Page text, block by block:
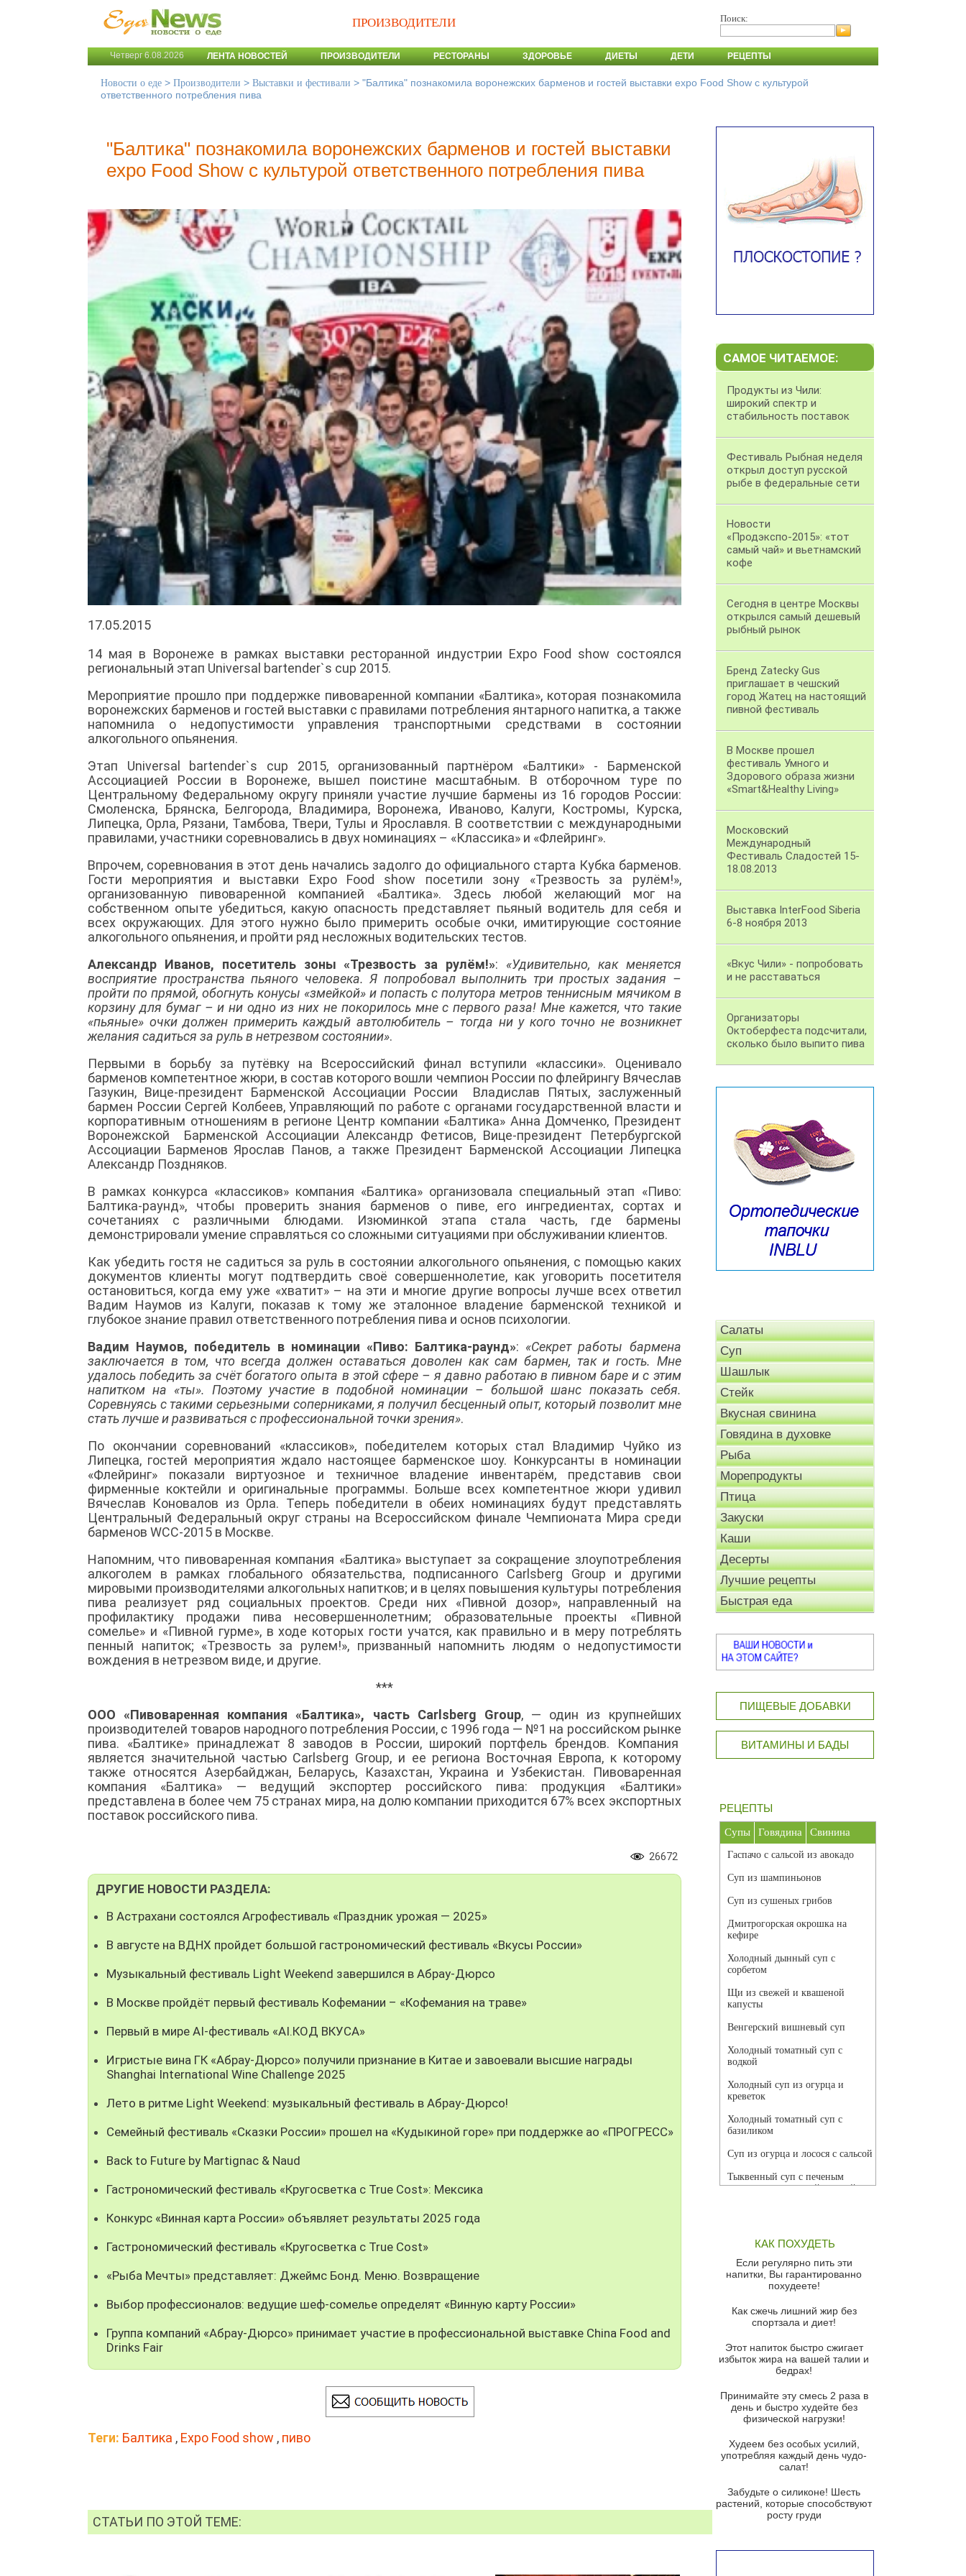
ПРОИЗВОДИТЕЛИ Поиск:
Четверг 6.08.2026 ЛЕНТА НОВОСТЕЙ ПРОИЗВОДИТЕЛИ РЕСТОРАНЫ ЗДОРОВЬЕ ДИЕТЫ ДЕТИ РЕЦЕПТЫ
Новости о еде > Производители > Выставки и фестивали > "Балтика" познакомила воронежских барменов и гостей выставки expo Food Show с культурой
ответственного потребления пива
"Балтика" познакомила воронежских барменов и гостей выставки
expo Food Show с культурой ответственного потребления пива
17.05.2015
14 мая в Воронеже в рамках выставки ресторанной индустрии Expo Food show состоялся
региональный этап Universal bartender`s cup 2015.
Мероприятие прошло при поддержке пивоваренной компании «Балтика», которая познакомила
воронежских барменов и гостей выставки с правилами потребления янтарного напитка, а также
напомнила о недопустимости управления транспортными средствами в состоянии
алкогольного опьянения.
Этап Universal bartender`s cup 2015, организованный партнёром «Балтики» - Барменской
Ассоциацией России в Воронеже, вышел поистине масштабным. В отборочном туре по
Центральному Федеральному округу приняли участие лучшие бармены из 16 городов России:
Смоленска, Брянска, Белгорода, Владимира, Воронежа, Иваново, Калуги, Костромы, Курска,
Липецка, Орла, Рязани, Тамбова, Твери, Тулы и Ярославля. В соответствии с международными
правилами, участники соревновались в двух номинациях – «Классика» и «Флейринг».
Впрочем, соревнования в этот день начались задолго до официального старта Кубка барменов.
Гости мероприятия и выставки Expo Food show посетили зону «Трезвость за рулём!»,
организованную пивоваренной компанией «Балтика». Здесь любой желающий мог на
собственном опыте убедиться, какую опасность представляет пьяный водитель для себя и
всех окружающих. Для этого нужно было примерить особые очки, имитирующие состояние
алкогольного опьянения, и пройти ряд несложных водительских тестов.
Александр Иванов, посетитель зоны «Трезвость за рулём!»: «Удивительно, как меняется
восприятие пространства пьяного человека. Я попробовал выполнить три простых задания –
пройти по прямой, обогнуть конусы «змейкой» и попасть с полутора метров теннисным мячиком в
корзину для бумаг – и ни одно из них не покорилось мне с первого раза! Мне кажется, что такие
«пьяные» очки должен примерить каждый автолюбитель – тогда ни у кого точно не возникнет
желания садиться за руль в нетрезвом состоянии».
Первыми в борьбу за путёвку на Всероссийский финал вступили «классики». Оценивало
барменов компетентное жюри, в состав которого вошли чемпион России по флейрингу Вячеслав
Газукин, Вице-президент Барменской Ассоциации России Владислав Пятых, заслуженный
бармен России Сергей Колбеев, Управляющий по работе с органами государственной власти и
корпоративным отношениям в регионе Центр компании «Балтика» Анна Домченко, Президент
Воронежской Барменской Ассоциации Александр Фетисов, Вице-президент Петербургской
Ассоциации Барменов Ярослав Панов, а также Президент Барменской Ассоциации Липецка
Александр Поздняков.
В рамках конкурса «классиков» компания «Балтика» организовала специальный этап «Пиво:
Балтика-раунд», чтобы проверить знания барменов о пиве, его ингредиентах, сортах и
сочетаниях с различными блюдами. Изюминкой этапа стала часть, где бармены
демонстрировали умение справляться со сложными ситуациями при обслуживании клиентов.
Как убедить гостя не садиться за руль в состоянии алкогольного опьянения, с помощью каких
документов клиенты могут подтвердить своё совершеннолетие, как уговорить посетителя
остановиться, когда ему уже «хватит» – на эти и многие другие вопросы лучше всех ответил
Вадим Наумов из Калуги, показав к тому же эталонное владение барменской техникой и
глубокое знание правил ответственного потребления пива и основ психологии.
Вадим Наумов, победитель в номинации «Пиво: Балтика-раунд»: «Секрет работы бармена
заключается в том, что всегда должен оставаться доволен как сам бармен, так и гость. Мне
удалось победить за счёт богатого опыта в этой сфере – я давно работаю в пивном баре и с этим
напитком на «ты». Поэтому участие в подобной номинации – большой шанс показать себя.
Соревнуясь с такими серьезными соперниками, я получил бесценный опыт, который позволит мне
стать лучше и развиваться с профессиональной точки зрения».
По окончании соревнований «классиков», победителем которых стал Владимир Чуйко из
Липецка, гостей мероприятия ждало настоящее барменское шоу. Конкурсанты в номинации
«Флейринг» показали виртуозное и техничное владение инвентарём, представив свои
фирменные коктейли и оригинальные программы. Больше всех компетентное жюри удивил
Вячеслав Коновалов из Орла. Теперь победители в обеих номинациях будут представлять
Центральный Федеральный округ страны на Всероссийском финале Чемпионата Мира среди
барменов WCC-2015 в Москве.
Напомним, что пивоваренная компания «Балтика» выступает за сокращение злоупотребления
алкоголем в рамках глобального обязательства, подписанного Carlsberg Group и другими
мировыми производителями алкогольных напитков; и в целях повышения культуры потребления
пива реализует ряд социальных проектов. Среди них «Пивной дозор», направленный на
профилактику продажи пива несовершеннолетним; образовательные проекты «Пивной
сомелье» и «Пивной гурме», в ходе которых гости учатся, как правильно и в меру потреблять
пенный напиток; «Трезвость за рулем!», призванный напомнить людям о недопустимости
вождения в нетрезвом виде, и другие.
***
ООО «Пивоваренная компания «Балтика», часть Carlsberg Group, — один из крупнейших
производителей товаров народного потребления России, с 1996 года — №1 на российском рынке
пива. «Балтике» принадлежат 8 заводов в России, широкий портфель брендов. Компания
является значительной частью Carlsberg Group, и ее региона Восточная Европа, к которому
также относятся Азербайджан, Беларусь, Казахстан, Украина и Узбекистан. Пивоваренная
компания «Балтика» — ведущий экспортер российского пива: продукция «Балтики»
представлена в более чем 75 странах мира, на долю компании приходится 67% всех экспортных
поставок российского пива.
26672
ДРУГИЕ НОВОСТИ РАЗДЕЛА:
В Астрахани состоялся Агрофестиваль «Праздник урожая — 2025»
В августе на ВДНХ пройдет большой гастрономический фестиваль «Вкусы России»
Музыкальный фестиваль Light Weekend завершился в Абрау-Дюрсо
В Москве пройдёт первый фестиваль Кофемании – «Кофемания на траве»
Первый в мире AI-фестиваль «AI.КОД ВКУСА»
Игристые вина ГК «Абрау-Дюрсо» получили признание в Китае и завоевали высшие награды
Shanghai International Wine Challenge 2025
Лето в ритме Light Weekend: музыкальный фестиваль в Абрау-Дюрсо!
Семейный фестиваль «Сказки России» прошел на «Кудыкиной горе» при поддержке ао «ПРОГРЕСС»
Back to Future by Martignac & Naud
Гастрономический фестиваль «Кругосветка с True Cost»: Мексика
Конкурс «Винная карта России» объявляет результаты 2025 года
Гастрономический фестиваль «Кругосветка с True Cost»
«Рыба Мечты» представляет: Джеймс Бонд. Меню. Возвращение
Выбор профессионалов: ведущие шеф-сомелье определят «Винную карту России»
Группа компаний «Абрау-Дюрсо» принимает участие в профессиональной выставке China Food and
Drinks Fair
Теги: Балтика , Expo Food show , пиво
СТАТЬИ ПО ЭТОЙ ТЕМЕ:
САМОЕ ЧИТАЕМОЕ:
Продукты из Чили:
широкий спектр и
стабильность поставок
Фестиваль Рыбная неделя
открыл доступ русской
рыбе в федеральные сети
Новости
«Продэкспо-2015»: «тот
самый чай» и вьетнамский
кофе
Сегодня в центре Москвы
открылся самый дешевый
рыбный рынок
Бренд Zatecky Gus
приглашает в чешский
город Жатец на настоящий
пивной фестиваль
В Москве прошел
фестиваль Умного и
Здорового образа жизни
«Smart&Healthy Living»
Московский
Международный
Фестиваль Сладостей 15-
18.08.2013
Выставка InterFood Siberia
6-8 ноября 2013
«Вкус Чили» - попробовать
и не расставаться
Организаторы
Октоберфеста подсчитали,
сколько было выпито пива
Салаты
Суп
Шашлык
Стейк
Вкусная свинина
Говядина в духовке
Рыба
Морепродукты
Птица
Закуски
Каши
Десерты
Лучшие рецепты
Быстрая еда
ПИЩЕВЫЕ ДОБАВКИ
ВИТАМИНЫ И БАДЫ
РЕЦЕПТЫ
Супы Говядина Свинина
Гаспачо с сальсой из авокадо
Суп из шампиньонов
Суп из сушеных грибов
Дмитрогорская окрошка на
кефире
Холодный дынный суп с
сорбетом
Щи из свежей и квашеной
капусты
Венгерский вишневый суп
Холодный томатный суп с
водкой
Холодный суп из огурца и
креветок
Холодный томатный суп с
базиликом
Суп из огурца и лосося с сальсой
Тыквенный суп с печеным
чесноком и томатной сальсой
красного перца
Парижский луковый суп
Суп из спаржи и горошка с
Суп-крем из цветной капусты
Французский луковый суп
Суп из баклажанов с моцареллой
Грибной крем-суп с кростини с
козьим сыром
Суп мисо с зеленым луком и
тофу
из рукколы
Португальский чесночный суп с
КАК ПОХУДЕТЬ
Если регулярно пить эти
напитки, Вы гарантированно
похудеете!
Как сжечь лишний жир без
спортзала и диет!
Этот напиток быстро сжигает
избыток жира на вашей талии и
бедрах!
Принимайте эту смесь 2 раза в
день и быстро худейте без
физической нагрузки!
Худеем без особых усилий,
употребляя каждый день чудо-
салат!
Забудьте о силиконе! Шесть
растений, которые способствуют
росту груди